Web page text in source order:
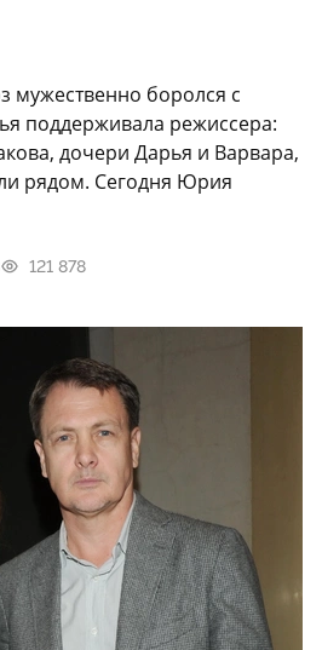
боролся с
поддерживала режиссера:
дочери Дарья и Варвара,
рядом. Сегодня Юрия
121 878